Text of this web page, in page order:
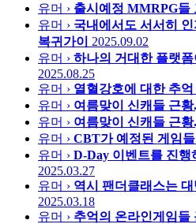
유머 › 출시예정 MMRPG들
유머 › 국내에서도 서서히
복귀가이
2025.09.02
유머 › 하나의 거대한 플랫
2025.08.25
유머 › 열혈강호에 대한 추억
유머 › 여름맞이 신캐들 근
유머 › 여름맞이 신캐들 근
유머 › CBT가 예정된 게임들
유머 › D-Day 이벤트를 진행
2025.03.27
유머 › 역시 팬더클래스는
2025.03.18
유머 › 추억의 온라인게임들